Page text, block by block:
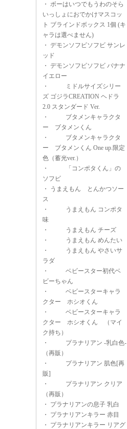
・ ボーはいつでもうわのそら
いっしょにおでかけマスコッ
ト ブラインドボックス 1個 (キ
ャラは選べません)
・ デモンソフビソフビ サンレ
ッド
・ デモンソフビソフビ バナナ
イエロー
・
ミドルサイズシリー
ズ ゴジラCREATION ヘドラ
2.0 スタンダード Ver.
・
ブタメンキャラクタ
ー ブタメンくん
・
ブタメンキャラクタ
ー ブタメンくん One up.限定
色（蓄光ver.）
・
「コンポタくん」の
ソフビ
・
うまえもん とんかつソー
ス
・
うまえもん コンポタ
味
・
うまえもん チーズ
・
うまえもん めんたい
・
うまえもん やさいサ
ラダ
・
ベビースター初代ベ
ビーちゃん
・
ベビースターキャラ
クター ホシオくん
・
ベビースターキャラ
クター ホシオくん （マイ
ク持ち）
・
プラナリアン -乳白色-
（再販）
・
プラナリアン 肌色[再
販]
・
プラナリアン クリア
（再販）
・ プラナリアンの息子 乳白
・ プラナリアンキラー 赤目
・ プラナリアンキラー リアグ